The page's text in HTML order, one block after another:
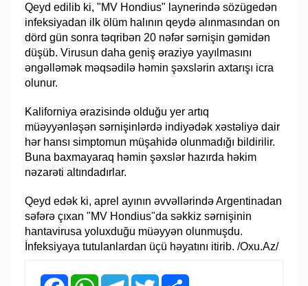
Qeyd edilib ki, "MV Hondius" laynerində sözügedən
infeksiyadan ilk ölüm halının qeydə alınmasından on
dörd gün sonra təqribən 20 nəfər sərnişin gəmidən
düşüb. Virusun daha geniş əraziyə yayılmasını
əngəlləmək məqsədilə həmin şəxslərin axtarışı icra
olunur.
Kaliforniya ərazisində olduğu yer artıq
müəyyənləşən sərnişinlərdə indiyədək xəstəliyə dair
hər hansı simptomun müşahidə olunmadığı bildirilir.
Buna baxmayaraq həmin şəxslər hazırda həkim
nəzarəti altındadırlar.
Qeyd edək ki, aprel ayının əvvəllərində Argentinadan
səfərə çıxan "MV Hondius"da səkkiz sərnişinin
hantavirusa yoluxduğu müəyyən olunmuşdu.
İnfeksiyaya tutulanlardan üçü həyatını itirib. /Oxu.Az/
FacebookWhatsAppTelegramTwitter